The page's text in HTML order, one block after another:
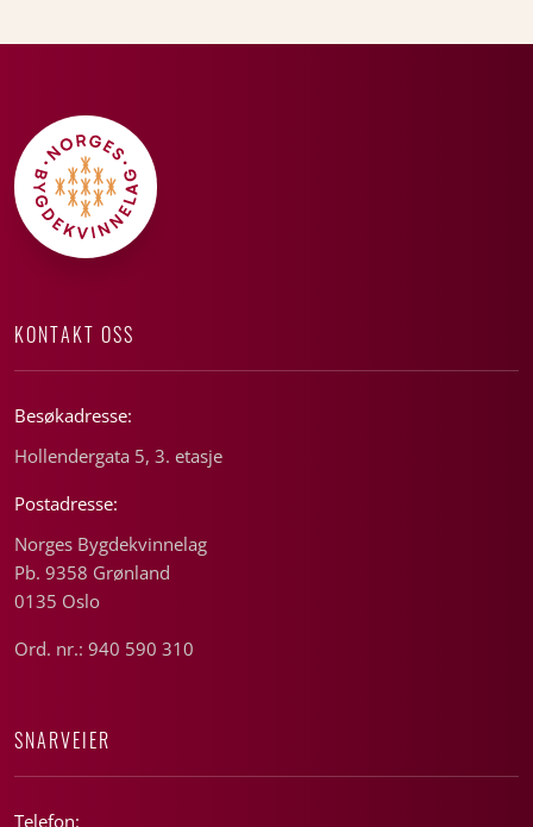
KONTAKT OSS
Besøkadresse:
Hollendergata 5, 3. etasje
Postadresse:
Norges Bygdekvinnelag
Pb. 9358 Grønland
0135 Oslo
Ord. nr.: 940 590 310
SNARVEIER
Telefon: